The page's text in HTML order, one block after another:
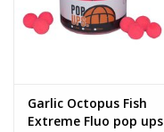
Garlic Octopus Fish
Extreme Fluo pop ups